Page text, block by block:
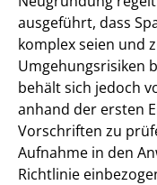
ausgeführt, dass
komplex seien und
Umgehungsrisiken
behält sich jedoch
anhand der ersten
Vorschriften zu
Aufnahme in den
Richtlinie